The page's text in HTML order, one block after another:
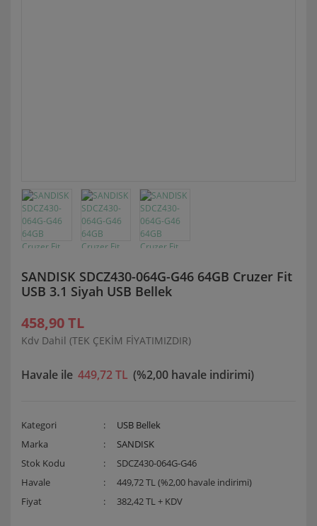
SANDISK SDCZ430-064G-G46 64GB Cruzer Fit
USB 3.1 Siyah USB Bellek
458,90 TL
Kdv Dahil (TEK ÇEKİM FİYATIMIZDIR)
Havale ile 449,72 TL (%2,00 havale indirimi)
Kategori
USB Bellek
Marka
SANDISK
Stok Kodu
SDCZ430-064G-G46
Havale
449,72 TL (%2,00 havale indirimi)
Fiyat
382,42 TL + KDV